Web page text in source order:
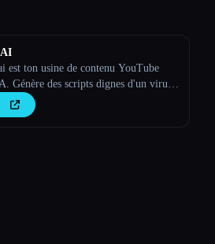
est ton usine de contenu YouTube
Génère des scripts dignes d'un virus,
de vidéos et du contenu captivant